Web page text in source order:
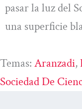
pasar la luz del
una superficie
Temas: Aranzadi,
Sociedad De